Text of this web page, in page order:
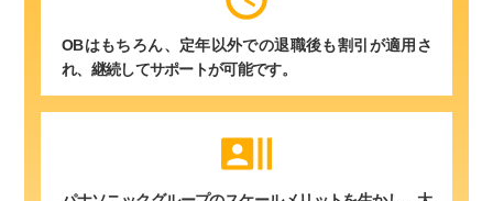
OBはもちろん、定年以外での退職後も割引が適用さ
れ、継続してサポートが可能です。
recent_actors